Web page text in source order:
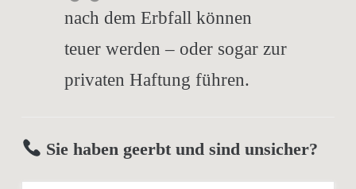
nach dem Erbfall können
teuer werden – oder sogar zur
privaten Haftung führen.
Sie haben geerbt und sind unsicher?